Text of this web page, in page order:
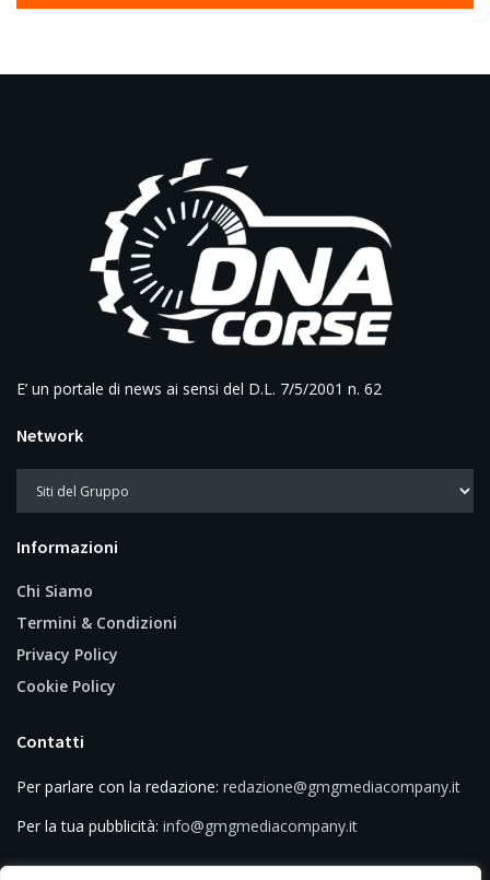
E’ un portale di news ai sensi del D.L. 7/5/2001 n. 62
Network
Informazioni
Chi Siamo
Termini & Condizioni
Privacy Policy
Cookie Policy
Contatti
Per parlare con la redazione: redazione@gmgmediacompany.it
Per la tua pubblicità: info@gmgmediacompany.it